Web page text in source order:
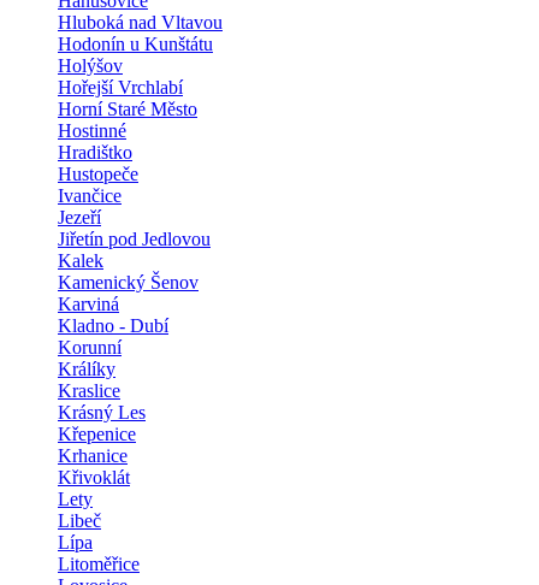
Hluboká nad Vltavou
Hodonín u Kunštátu
Holýšov
Hořejší Vrchlabí
Horní Staré Město
Hostinné
Hradištko
Hustopeče
Ivančice
Jezeří
Jiřetín pod Jedlovou
Kalek
Kamenický Šenov
Karviná
Kladno - Dubí
Korunní
Králíky
Kraslice
Krásný Les
Křepenice
Krhanice
Křivoklát
Lety
Libeč
Lípa
Litoměřice